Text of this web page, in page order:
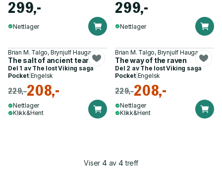
299,-
Nettlager
299,-
Nettlager
Brian M. Talgo, Brynjulf Haugan
The salt of ancient tears
Del 1 av The lost Viking saga
Pocket| Engelsk
229,-208,-
Nettlager
Klikk&Hent
Brian M. Talgo, Brynjulf Haugan
The way of the raven
Del 2 av The lost Viking saga
Pocket| Engelsk
229,-208,-
Nettlager
Klikk&Hent
Viser 4 av 4 treff